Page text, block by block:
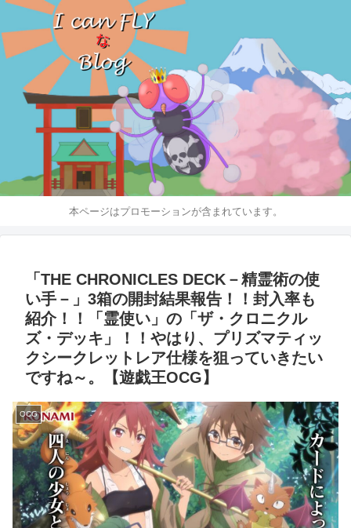
本ページはプロモーションが含まれています。
「THE CHRONICLES DECK－精霊術の使
い手－」3箱の開封結果報告！！封入率も
紹介！！「霊使い」の「ザ・クロニクル
ズ・デッキ」！！やはり、プリズマティッ
クシークレットレア仕様を狙っていきたい
ですね～。【遊戯王OCG】
OCG